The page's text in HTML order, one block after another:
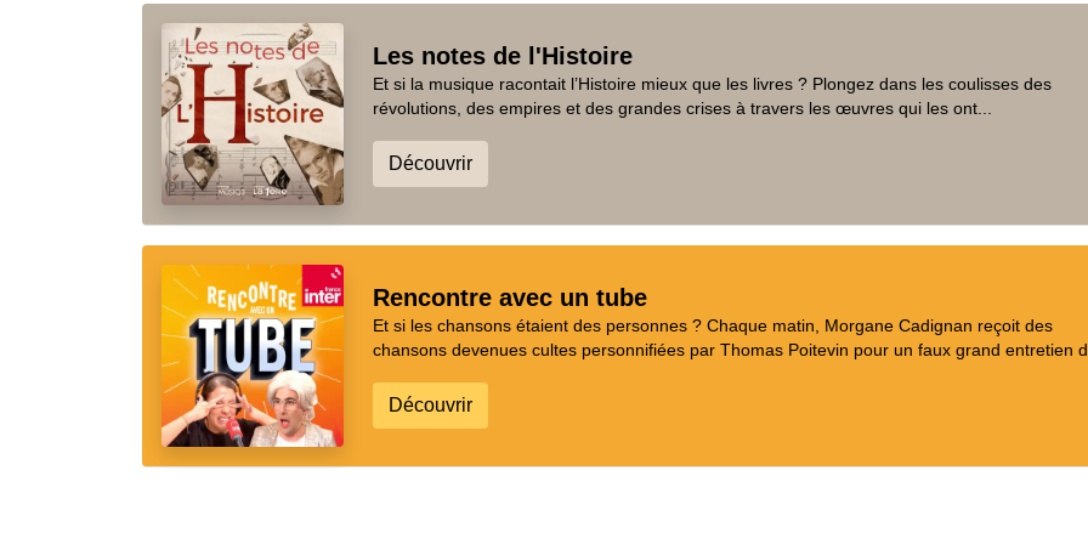
Les notes de l'Histoire
Et si la musique racontait l’Histoire mieux que les livres ? Plongez dans les coulisses des
révolutions, des empires et des grandes crises à travers les œuvres qui les ont...
Découvrir
Rencontre avec un tube
Et si les chansons étaient des personnes ? Chaque matin, Morgane Cadignan reçoit des
chansons devenues cultes personnifiées par Thomas Poitevin pour un faux grand entretien
Découvrir